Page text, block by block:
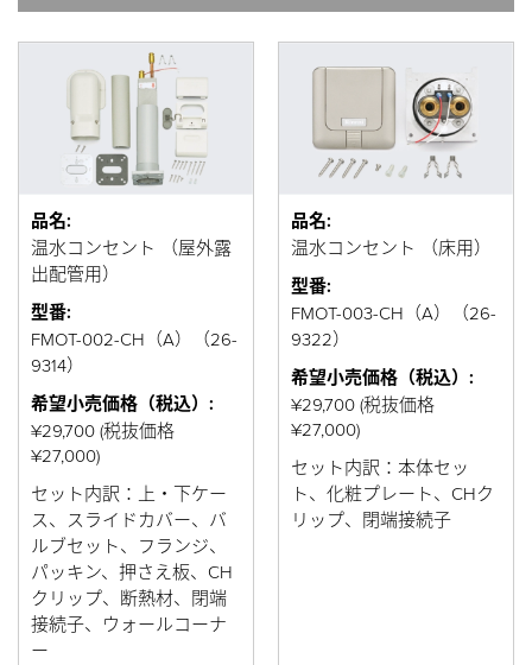
品名:
温水コンセント （屋外露
出配管用）
型番:
FMOT-002-CH（A）（26-
9314）
希望小売価格（税込）:
¥29,700 (税抜価格
¥27,000)
セット内訳：上・下ケー
ス、スライドカバー、バ
ルブセット、フランジ、
パッキン、押さえ板、CH
クリップ、断熱材、閉端
接続子、ウォールコーナ
ー
品名:
温水コンセント （床用）
型番:
FMOT-003-CH（A）（26-
9322）
希望小売価格（税込）:
¥29,700 (税抜価格
¥27,000)
セット内訳：本体セッ
ト、化粧プレート、CHク
リップ、閉端接続子